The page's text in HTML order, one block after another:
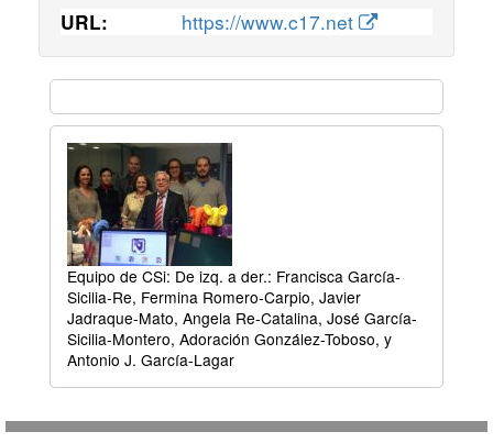
URL: https://www.c17.net
Equipo de CSi: De izq. a der.: Francisca García-
Sicilia-Re, Fermina Romero-Carpio, Javier
Jadraque-Mato, Angela Re-Catalina, José García-
Sicilia-Montero, Adoración González-Toboso, y
Antonio J. García-Lagar